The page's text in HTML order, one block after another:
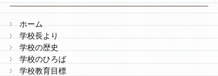
ホーム
学校長より
学校の歴史
学校のひろば
学校教育目標